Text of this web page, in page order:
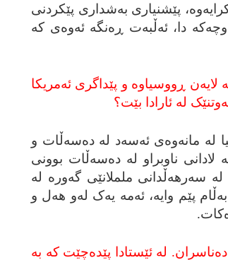
پێشنیاری به‌شداری پێکردنی
دا، ئه‌ڵبه‌ت ڕه‌نگه‌ ئه‌وه‌ی که‌
لایه‌ن ڕووسیاوه‌ و پێداگری ئه‌مریکا
له‌ ئارادا بێت؟
له‌ مانه‌وه‌ی ئه‌سه‌د له‌ ده‌سه‌ڵات و
ناوبراو له‌ ده‌سه‌ڵات بوونی
سه‌رهه‌ڵدانی ململانێی گه‌وره‌ له‌
پێم وایه‌، ئه‌مه‌ یه‌ک له‌و هه‌ل و
له‌ ئێستادا پێده‌چێت که‌ به‌